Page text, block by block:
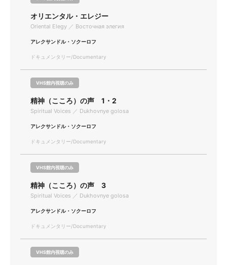
オリエンタル・エレジー
Oriental Elegy ／ Восточная элегия
アレクサンドル・ソクーロフ
ドキュメンタリー/Documentary
VHS館内視聴のみ
精神（こころ）の声 1・2
Spiritual Voices ／ Dukhovnye golosa
アレクサンドル・ソクーロフ
ドキュメンタリー/Documentary
VHS館内視聴のみ
精神（こころ）の声 3
Spiritual Voices ／ Dukhovnye golosa
アレクサンドル・ソクーロフ
ドキュメンタリー/Documentary
VHS館内視聴のみ